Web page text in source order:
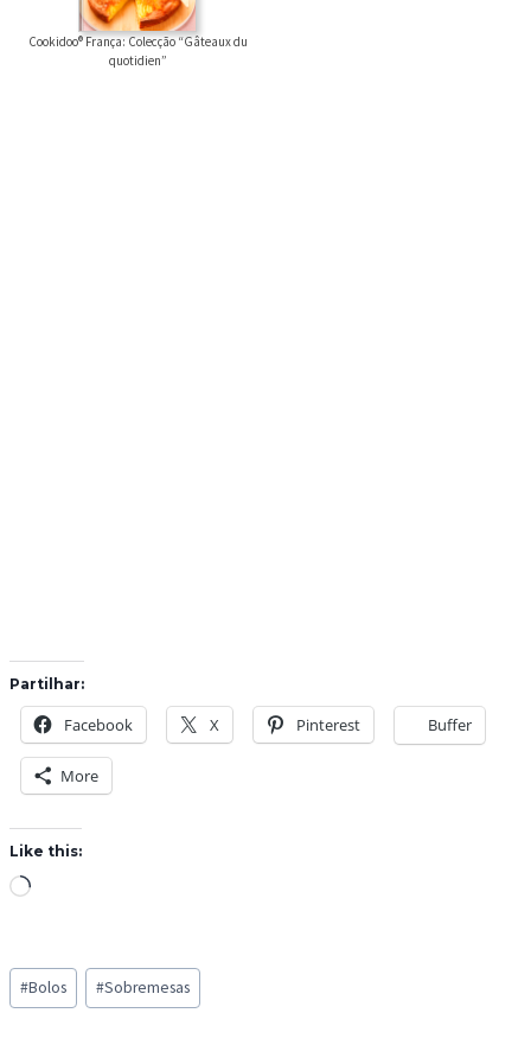
Cookidoo® França: Colecção “Gâteaux du
quotidien”
Partilhar:
Facebook X Pinterest Buffer
More
Like this:
L
d
i
Post
Tags:
#Bolos #Sobremesas